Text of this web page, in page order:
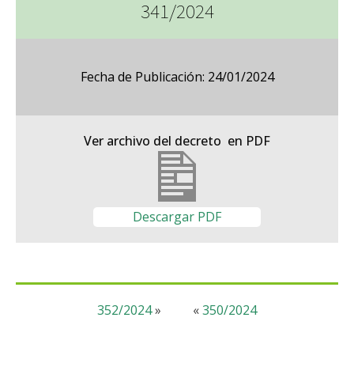
341/2024
Fecha de Publicación: 24/01/2024
Ver archivo del decreto en PDF
Descargar PDF
«350/2024
352/2024»